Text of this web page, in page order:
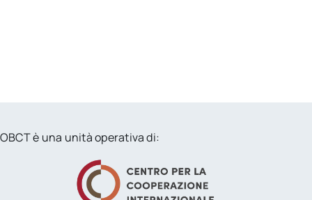
OBCT è una unità operativa di: